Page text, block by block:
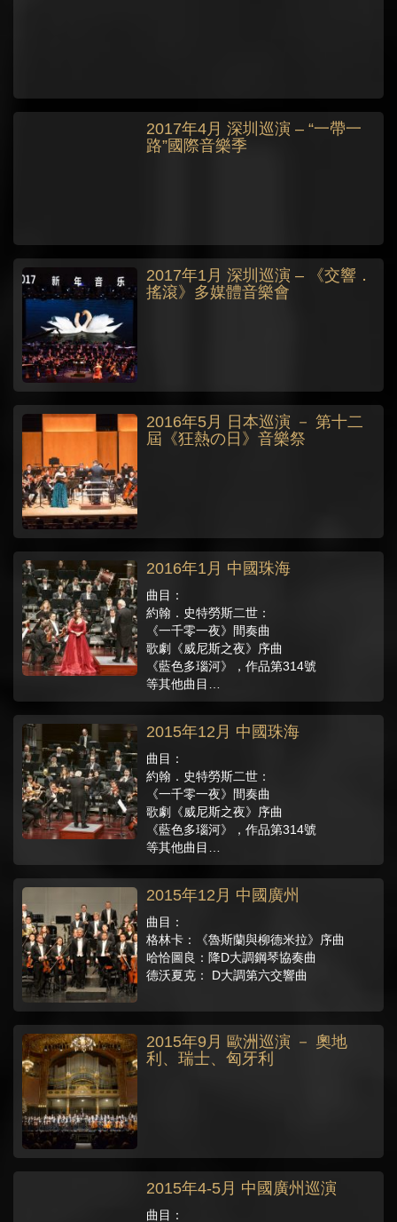
2017年4月 深圳巡演 – “一帶一
路”國際音樂季
2017年1月 深圳巡演 – 《交響．
搖滾》多媒體音樂會
2016年5月 日本巡演 － 第十二
屆《狂熱の日》音樂祭
2016年1月 中國珠海
曲目：
約翰．史特勞斯二世：
《一千零一夜》間奏曲
歌劇《威尼斯之夜》序曲
《藍色多瑙河》，作品第314號
等其他曲目…
2015年12月 中國珠海
曲目：
約翰．史特勞斯二世：
《一千零一夜》間奏曲
歌劇《威尼斯之夜》序曲
《藍色多瑙河》，作品第314號
等其他曲目…
2015年12月 中國廣州
曲目：
格林卡：《魯斯蘭與柳德米拉》序曲
哈恰圖良：降D大調鋼琴協奏曲
德沃夏克： D大調第六交響曲
2015年9月 歐洲巡演 － 奧地
利、瑞士、匈牙利
2015年4-5月 中國廣州巡演
曲目：